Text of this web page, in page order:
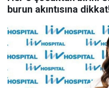
burun akıntısına